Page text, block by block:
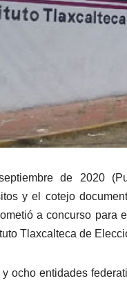
de 2020
y el cotejo
a concurso para
Tlaxcalteca de
ocho entidades